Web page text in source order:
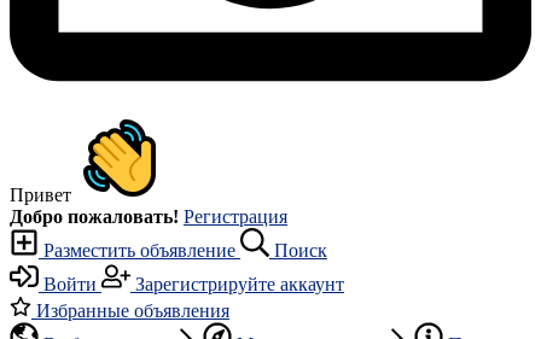
Привет
Добро пожаловать! Регистрация
Разместить объявление
Поиск
Войти
Зарегистрируйте аккаунт
Избранные объявления